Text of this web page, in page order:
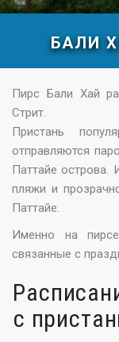
БАЛИ
Пирс Бали Хай
Стрит.
Пристань
отправляются
Паттайе острова.
пляжи и
Паттайе.
Именно на
связанные с
с